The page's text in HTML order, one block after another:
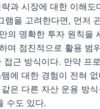
과 시장에 대한 이해도
램을 고려한다면, 먼저
의 명확한 투자 원칙을
며 점진적으로 활용 범
접근 방식이다. 만약 프
에 대한 경험이 전혀
은 다른 자산 운용 방
수도 있다.